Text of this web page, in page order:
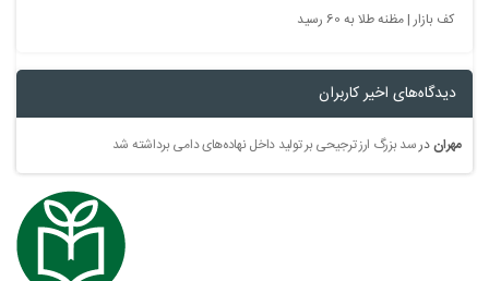
کف بازار | مظنه طلا به 60 رسید
دیدگاه‌های اخیر کاربران
مهراندرسد بزرگ ارز ترجیحی بر تولید داخل نهاده‌های دامی برداشته شد